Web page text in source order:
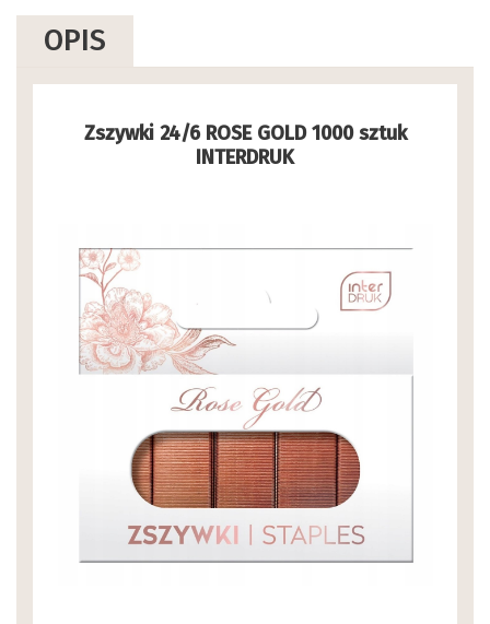
OPIS
Zszywki 24/6 ROSE GOLD 1000 sztuk
INTERDRUK